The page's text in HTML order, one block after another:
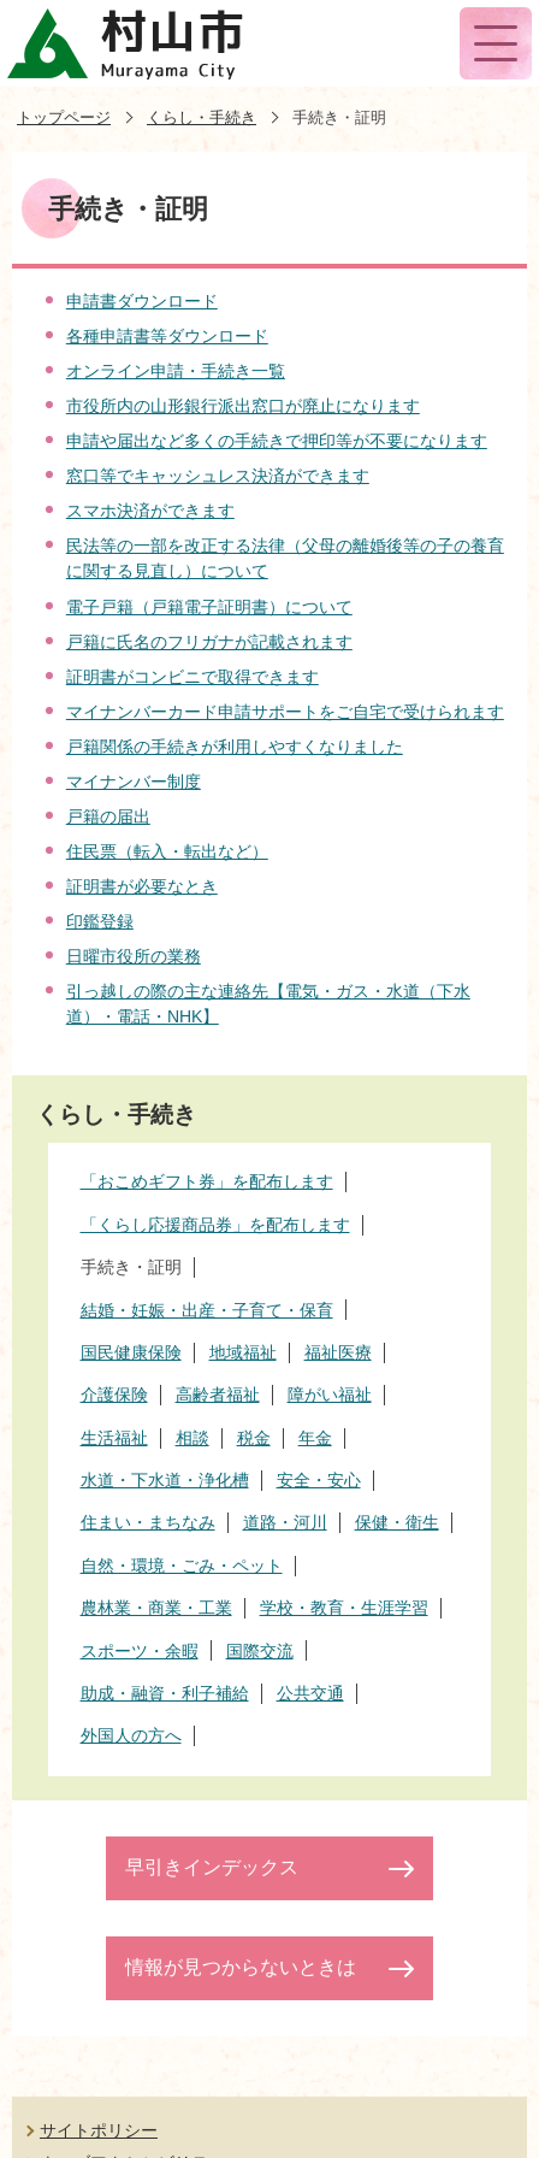
トップページ くらし・手続き 手続き・証明
手続き・証明
申請書ダウンロード
各種申請書等ダウンロード
オンライン申請・手続き一覧
市役所内の山形銀行派出窓口が廃止になります
申請や届出など多くの手続きで押印等が不要になります
窓口等でキャッシュレス決済ができます
スマホ決済ができます
民法等の一部を改正する法律（父母の離婚後等の子の養育
に関する見直し）について
電子戸籍（戸籍電子証明書）について
戸籍に氏名のフリガナが記載されます
証明書がコンビニで取得できます
マイナンバーカード申請サポートをご自宅で受けられます
戸籍関係の手続きが利用しやすくなりました
マイナンバー制度
戸籍の届出
住民票（転入・転出など）
証明書が必要なとき
印鑑登録
日曜市役所の業務
引っ越しの際の主な連絡先【電気・ガス・水道（下水
道）・電話・NHK】
くらし・手続き
「おこめギフト券」を配布します
「くらし応援商品券」を配布します
手続き・証明
結婚・妊娠・出産・子育て・保育
国民健康保険 地域福祉 福祉医療
介護保険 高齢者福祉 障がい福祉
生活福祉 相談 税金 年金
水道・下水道・浄化槽 安全・安心
住まい・まちなみ 道路・河川 保健・衛生
自然・環境・ごみ・ペット
農林業・商業・工業 学校・教育・生涯学習
スポーツ・余暇 国際交流
助成・融資・利子補給 公共交通
外国人の方へ
早引きインデックス
情報が見つからないときは
サイトポリシー